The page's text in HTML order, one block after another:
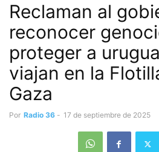
Reclaman al
reconocer
proteger a
viajan en la
Gaza
Por Radio 36 - 17 de septiembre de 2025